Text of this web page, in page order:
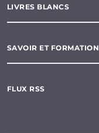
LIVRES BLANCS
SAVOIR ET FORMATION
FLUX RSS